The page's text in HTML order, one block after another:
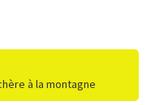
à la montagne